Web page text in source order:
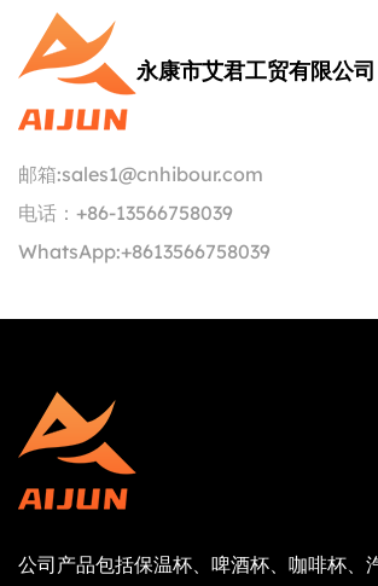
永康市艾君工贸有限公司
邮箱:sales1@cnhibour.com
电话： +86-13566758039
WhatsApp:+8613566758039
公司产品包括保温杯、啤酒杯、咖啡杯、